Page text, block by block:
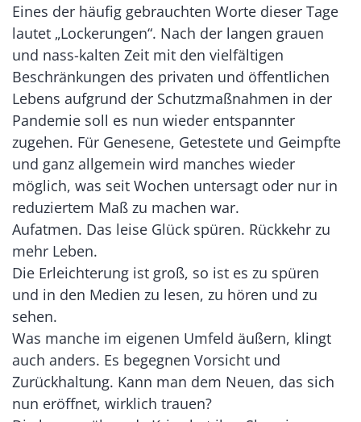
Eines der häufig gebrauchten Worte dieser Tage
lautet „Lockerungen“. Nach der langen grauen
und nass-kalten Zeit mit den vielfältigen
Beschränkungen des privaten und öffentlichen
Lebens aufgrund der Schutzmaßnahmen in der
Pandemie soll es nun wieder entspannter
zugehen. Für Genesene, Getestete und Geimpfte
und ganz allgemein wird manches wieder
möglich, was seit Wochen untersagt oder nur in
reduziertem Maß zu machen war.
Aufatmen. Das leise Glück spüren. Rückkehr zu
mehr Leben.
Die Erleichterung ist groß, so ist es zu spüren
und in den Medien zu lesen, zu hören und zu
sehen.
Was manche im eigenen Umfeld äußern, klingt
auch anders. Es begegnen Vorsicht und
Zurückhaltung. Kann man dem Neuen, das sich
nun eröffnet, wirklich trauen?